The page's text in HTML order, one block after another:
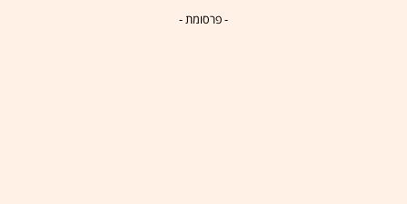
- פרסומת -